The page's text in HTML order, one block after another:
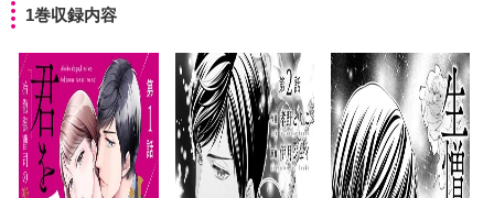
1巻収録内容